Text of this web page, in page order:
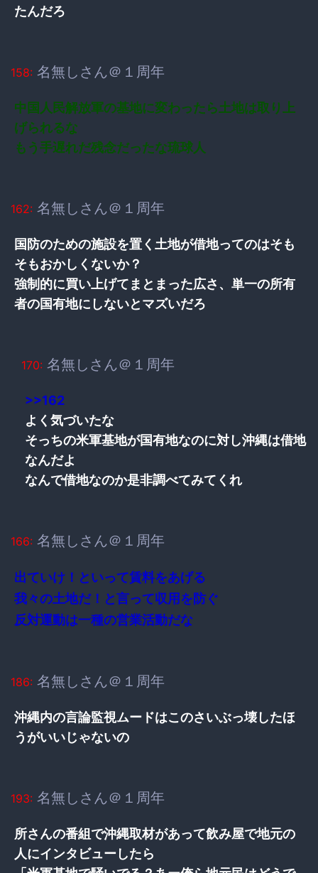
たんだろ
158: 名無しさん＠１周年
中国人民解放軍の基地に変わったら土地は取り上
げられるな
もう手遅れだ残念だったな琉球人
162: 名無しさん＠１周年
国防のための施設を置く土地が借地ってのはそも
そもおかしくないか？
強制的に買い上げてまとまった広さ、単一の所有
者の国有地にしないとマズいだろ
170: 名無しさん＠１周年
>>162
よく気づいたな
そっちの米軍基地が国有地なのに対し沖縄は借地
なんだよ
なんで借地なのか是非調べてみてくれ
166: 名無しさん＠１周年
出ていけ！といって賃料をあげる
我々の土地だ！と言って収用を防ぐ
反対運動は一種の営業活動だな
186: 名無しさん＠１周年
沖縄内の言論監視ムードはこのさいぶっ壊したほ
うがいいじゃないの
193: 名無しさん＠１周年
所さんの番組で沖縄取材があって飲み屋で地元の
人にインタビューしたら